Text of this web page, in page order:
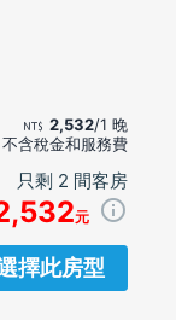
2,532/1 晚
不含稅金和服務費
只剩 2 間客房
元
擇此房型